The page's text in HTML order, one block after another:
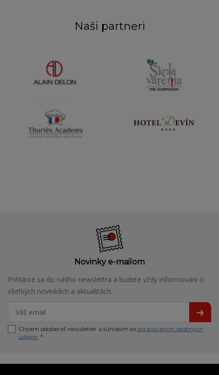
Naši partneri
Novinky e-mailom
Prihláste sa do nášho newslettra a budete vždy informovaní o
všetkých novinkách a aktualitách.
Chcem odoberať newsletter a súhlasím so spracovaním osobných
údajov. *